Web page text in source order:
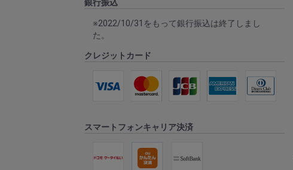
銀行振込
※2022/10/31をもって銀行振込は終了しまし
た。
クレジットカード
スマートフォンキャリア決済